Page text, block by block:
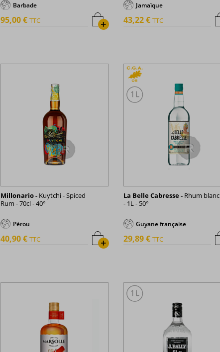
Barbade
+
95,00 € TTC
Jamaïque
43,22 € TTC
Millonario -Kuytchi - Spiced
Rum - 70cl - 40°
Pérou
+
40,90 € TTC
La Belle Cabresse - Rhum blanc
- 1L - 50°
Guyane française
29,89 € TTC